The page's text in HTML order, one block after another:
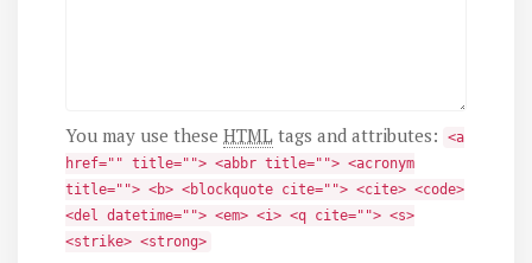
You may use these HTML tags and attributes:
<a
href="" title=""> <abbr title=""> <acronym
title=""> <b> <blockquote cite=""> <cite> <code>
<del datetime=""> <em> <i> <q cite=""> <s>
<strike> <strong>